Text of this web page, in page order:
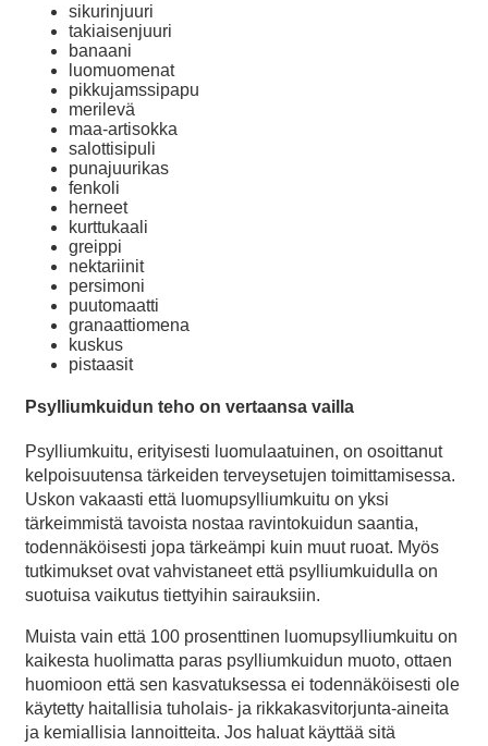
sikurinjuuri
takiaisenjuuri
banaani
luomuomenat
pikkujamssipapu
merilevä
maa-artisokka
salottisipuli
punajuurikas
fenkoli
herneet
kurttukaali
greippi
nektariinit
persimoni
puutomaatti
granaattiomena
kuskus
pistaasit
Psylliumkuidun teho on vertaansa vailla
Psylliumkuitu, erityisesti luomulaatuinen, on osoittanut
kelpoisuutensa tärkeiden terveysetujen toimittamisessa.
Uskon vakaasti että luomupsylliumkuitu on yksi
tärkeimmistä tavoista nostaa ravintokuidun saantia,
todennäköisesti jopa tärkeämpi kuin muut ruoat. Myös
tutkimukset ovat vahvistaneet että psylliumkuidulla on
suotuisa vaikutus tiettyihin sairauksiin.
Muista vain että 100 prosenttinen luomupsylliumkuitu on
kaikesta huolimatta paras psylliumkuidun muoto, ottaen
huomioon että sen kasvatuksessa ei todennäköisesti ole
käytetty haitallisia tuholais- ja rikkakasvitorjunta-aineita
ja kemiallisia lannoitteita. Jos haluat käyttää sitä